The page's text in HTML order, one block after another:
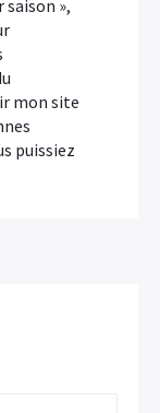
»,
mon site
puissiez